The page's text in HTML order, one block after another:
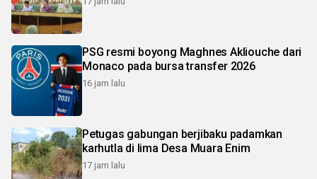
PSG resmi boyong Maghnes Akliouche dari
Monaco pada bursa transfer 2026
16 jam lalu
Petugas gabungan berjibaku padamkan
karhutla di lima Desa Muara Enim
17 jam lalu